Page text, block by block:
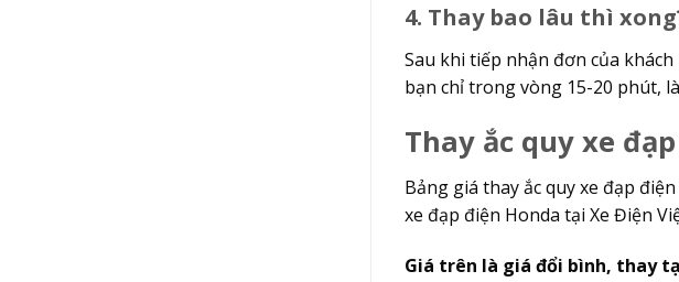
4. Thay bao lâu thì
Sau khi tiếp nhận đơn của
bạn chỉ trong vòng 15-20 phút,
Thay ắc quy xe
Bảng giá thay ắc quy xe đạp
xe đạp điện Honda tại Xe Điện
Giá trên là giá đổi bình, thay